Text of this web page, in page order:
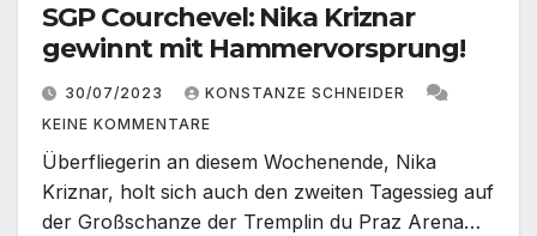
SGP Courchevel: Nika Kriznar
gewinnt mit Hammervorsprung!￼
30/07/2023
KONSTANZE SCHNEIDER
KEINE KOMMENTARE
Überfliegerin an diesem Wochenende, Nika
Kriznar, holt sich auch den zweiten Tagessieg auf
der Großschanze der Tremplin du Praz Arena…